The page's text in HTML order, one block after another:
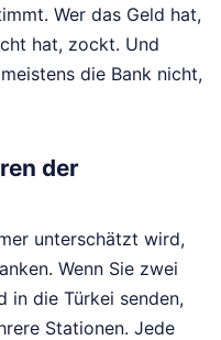
Wer das Geld hat,
hat, zockt. Und
die Bank nicht,
der
unterschätzt wird,
Wenn Sie zwei
in die Türkei senden,
Stationen. Jede